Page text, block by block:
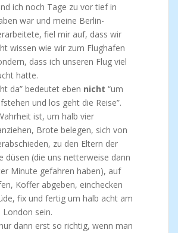
ich noch Tage zu vor tief in
war und meine Berlin-
fiel mir auf, dass wir
wissen wie wir zum Flughafen
dass ich unseren Flug viel
hatte.
da” bedeutet eben nicht “um
und los geht die Reise”.
ist, um halb vier
Brote belegen, sich von
zu den Eltern der
düsen (die uns netterweise dann
Minute gefahren haben), auf
Koffer abgeben, einchecken
fix und fertig um halb acht am
London sein.
dann erst so richtig, wenn man